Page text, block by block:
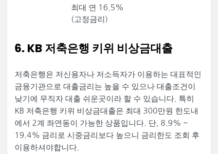
최대 연 16.5%
(고정금리)
6. KB 저축은행 키위 비상금대출
저축은행은 저신용자나 저소득자가 이용하는 대표적인
금융기관으로 대출금리는 높을 수 있으나 대출조건이
낮기에 무직자 대출 쉬운곳이라 할 수 있습니다. 특히
KB 저축은행 키위 비상금대출은 최대 300만원 한도내
에서 2계 좌연동이 가능한 상품입니다. 단, 8.9% ~
19.4% 금리로 시중금리보다 높으니 금리한도 조회 후
이용하셔야합니다.